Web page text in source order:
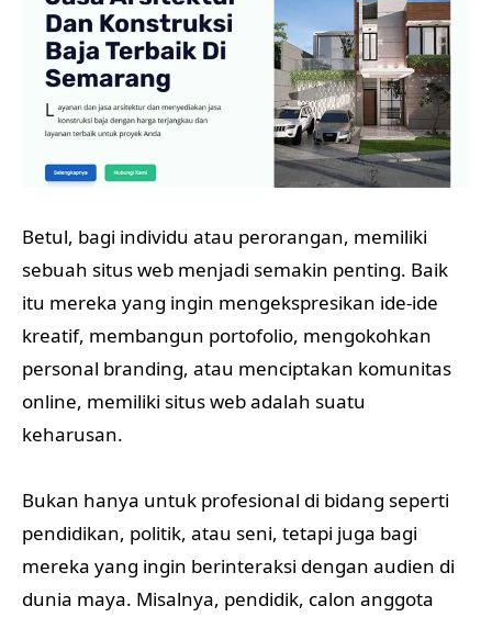
Betul, bagi individu atau perorangan, memiliki
sebuah situs web menjadi semakin penting. Baik
itu mereka yang ingin mengekspresikan ide-ide
kreatif, membangun portofolio, mengokohkan
personal branding, atau menciptakan komunitas
online, memiliki situs web adalah suatu
keharusan.
Bukan hanya untuk profesional di bidang seperti
pendidikan, politik, atau seni, tetapi juga bagi
mereka yang ingin berinteraksi dengan audien di
dunia maya. Misalnya, pendidik, calon anggota